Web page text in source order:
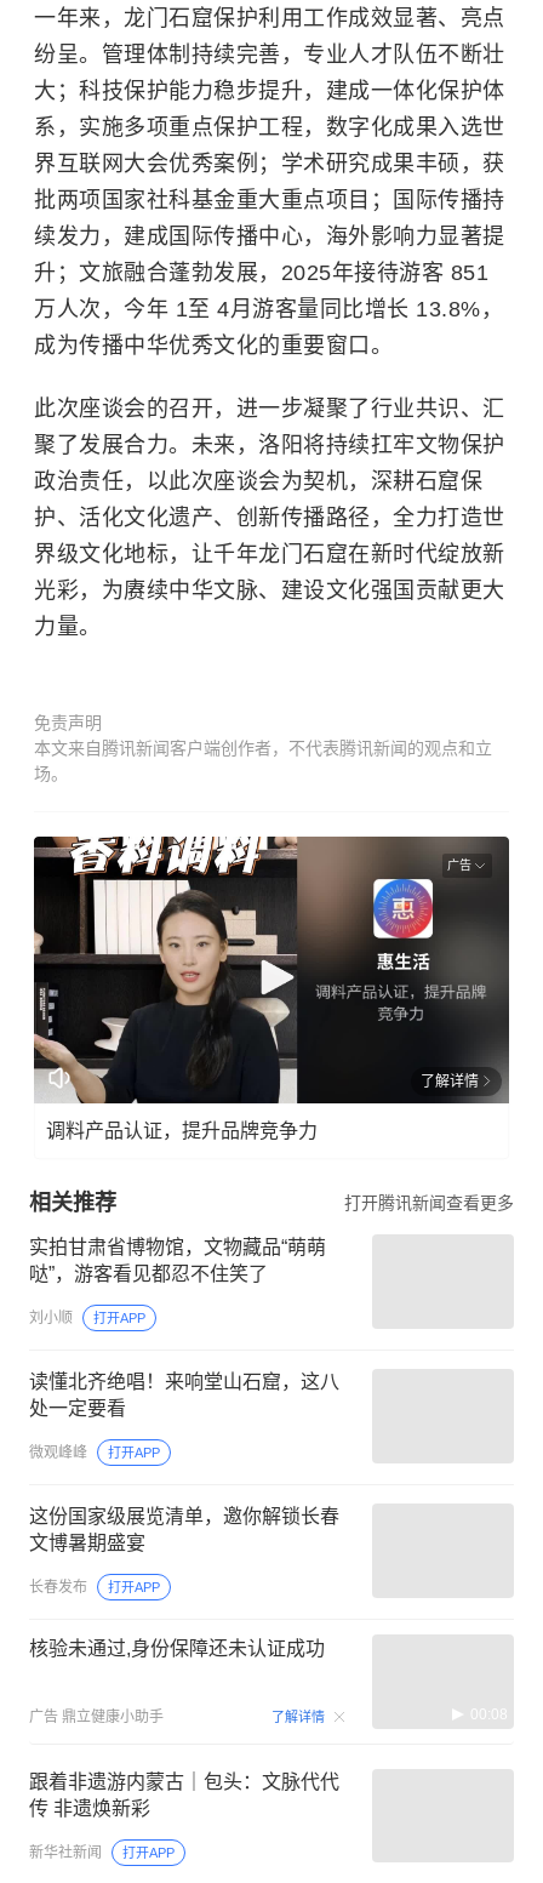
一年来，龙门石窟保护利用工作成效显著、亮点
纷呈。管理体制持续完善，专业人才队伍不断壮
大；科技保护能力稳步提升，建成一体化保护体
系，实施多项重点保护工程，数字化成果入选世
界互联网大会优秀案例；学术研究成果丰硕，获
批两项国家社科基金重大重点项目；国际传播持
续发力，建成国际传播中心，海外影响力显著提
升；文旅融合蓬勃发展，2025年接待游客 851
万人次，今年 1至 4月游客量同比增长 13.8%，
成为传播中华优秀文化的重要窗口。
此次座谈会的召开，进一步凝聚了行业共识、汇
聚了发展合力。未来，洛阳将持续扛牢文物保护
政治责任，以此次座谈会为契机，深耕石窟保
护、活化文化遗产、创新传播路径，全力打造世
界级文化地标，让千年龙门石窟在新时代绽放新
光彩，为赓续中华文脉、建设文化强国贡献更大
力量。
免责声明
本文来自腾讯新闻客户端创作者，不代表腾讯新闻的观点和立
场。
广告
了解详情
调料产品认证，提升品牌竞争力
相关推荐 打开腾讯新闻查看更多
实拍甘肃省博物馆，文物藏品“萌萌
哒”，游客看见都忍不住笑了
刘小顺 打开APP
读懂北齐绝唱！来响堂山石窟，这八
处一定要看
微观峰峰 打开APP
这份国家级展览清单，邀你解锁长春
文博暑期盛宴
长春发布 打开APP
核验未通过,身份保障还未认证成功
广告 鼎立健康小助手 了解详情 00:08
跟着非遗游内蒙古｜包头：文脉代代
传 非遗焕新彩
新华社新闻 打开APP